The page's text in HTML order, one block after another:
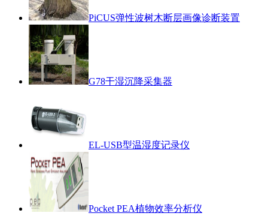
PiCUS弹性波树木断层画像诊断装置
G78干湿沉降采集器
EL-USB型温湿度记录仪
Pocket PEA植物效率分析仪